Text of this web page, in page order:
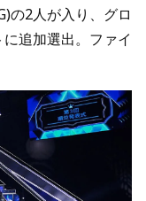
の2人が入り、グロ
追加選出。ファイ